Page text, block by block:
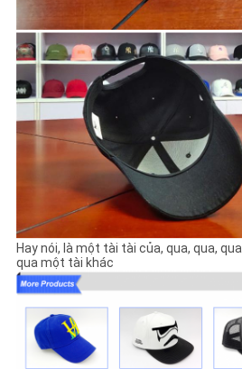
Hay nói, là một tài tài của, qua, qua,
qua một tài khác